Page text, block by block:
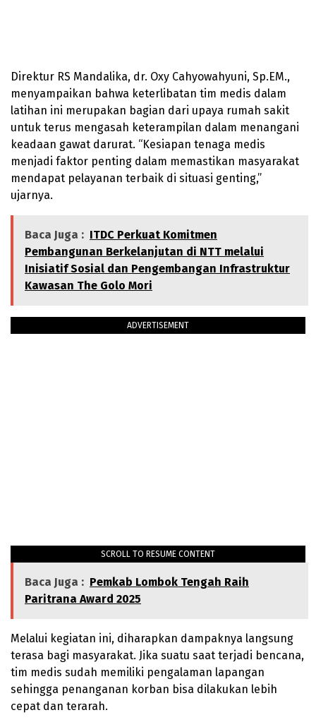
Direktur RS Mandalika, dr. Oxy Cahyowahyuni, Sp.EM.,
menyampaikan bahwa keterlibatan tim medis dalam
latihan ini merupakan bagian dari upaya rumah sakit
untuk terus mengasah keterampilan dalam menangani
keadaan gawat darurat. “Kesiapan tenaga medis
menjadi faktor penting dalam memastikan masyarakat
mendapat pelayanan terbaik di situasi genting,”
ujarnya.
Baca Juga : ITDC Perkuat Komitmen
Pembangunan Berkelanjutan di NTT melalui
Inisiatif Sosial dan Pengembangan Infrastruktur
Kawasan The Golo Mori
ADVERTISEMENT
SCROLL TO RESUME CONTENT
Baca Juga : Pemkab Lombok Tengah Raih
Paritrana Award 2025
Melalui kegiatan ini, diharapkan dampaknya langsung
terasa bagi masyarakat. Jika suatu saat terjadi bencana,
tim medis sudah memiliki pengalaman lapangan
sehingga penanganan korban bisa dilakukan lebih
cepat dan terarah.